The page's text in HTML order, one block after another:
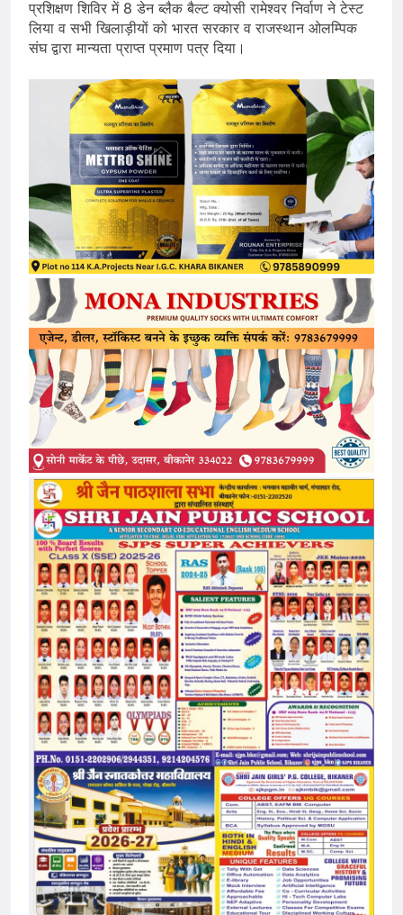
प्रशिक्षण शिविर में 8 डेन ब्लैक बैल्ट क्योसी रामेश्वर निर्वाण ने टेस्ट
लिया व सभी खिलाड़ीयों को भारत सरकार व राजस्थान ओलम्पिक
संघ द्वारा मान्यता प्राप्त प्रमाण पत्र दिया।